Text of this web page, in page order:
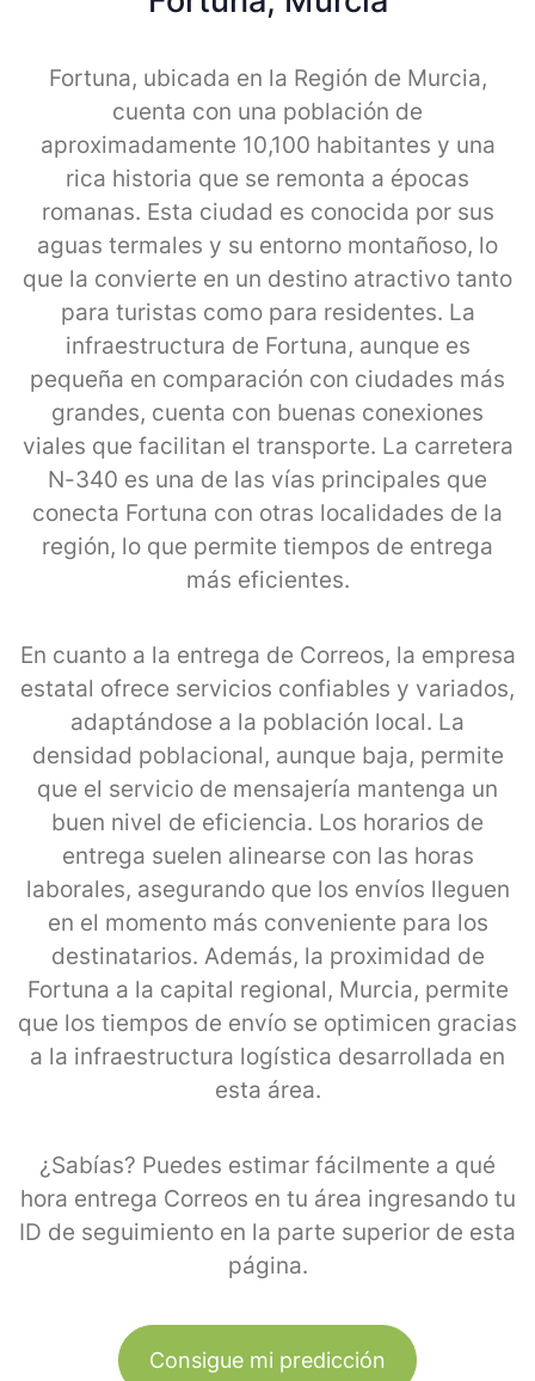
Fortuna, ubicada en la Región de Murcia,
cuenta con una población de
aproximadamente 10,100 habitantes y una
rica historia que se remonta a épocas
romanas. Esta ciudad es conocida por sus
aguas termales y su entorno montañoso, lo
que la convierte en un destino atractivo tanto
para turistas como para residentes. La
infraestructura de Fortuna, aunque es
pequeña en comparación con ciudades más
grandes, cuenta con buenas conexiones
viales que facilitan el transporte. La carretera
N-340 es una de las vías principales que
conecta Fortuna con otras localidades de la
región, lo que permite tiempos de entrega
más eficientes.
En cuanto a la entrega de Correos, la empresa
estatal ofrece servicios confiables y variados,
adaptándose a la población local. La
densidad poblacional, aunque baja, permite
que el servicio de mensajería mantenga un
buen nivel de eficiencia. Los horarios de
entrega suelen alinearse con las horas
laborales, asegurando que los envíos lleguen
en el momento más conveniente para los
destinatarios. Además, la proximidad de
Fortuna a la capital regional, Murcia, permite
que los tiempos de envío se optimicen gracias
a la infraestructura logística desarrollada en
esta área.
¿Sabías? Puedes estimar fácilmente a qué
hora entrega Correos en tu área ingresando tu
ID de seguimiento en la parte superior de esta
página.
Consigue mi predicción